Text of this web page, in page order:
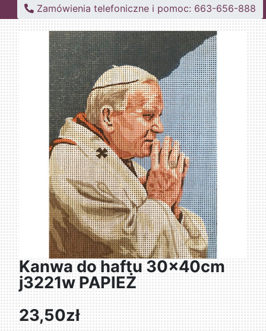
Zamówienia telefoniczne i pomoc: 663-656-888
Kanwa do haftu 30x40cm
j3221w PAPIEŻ
23,50zł